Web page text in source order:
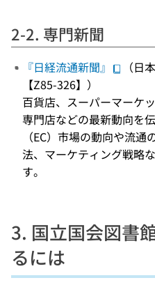
2-2. 専門新聞
『日経流通新聞』
（
【Z85-326】）
百貨店、スーパーマーケ
専門店などの最新動向を
（EC）市場の動向や流
法、マーケティング戦略
す。
3. 国立国会図書
るには